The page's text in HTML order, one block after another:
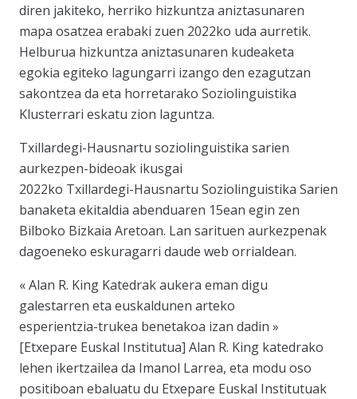
diren jakiteko, herriko hizkuntza aniztasunaren
mapa osatzea erabaki zuen 2022ko uda aurretik.
Helburua hizkuntza aniztasunaren kudeaketa
egokia egiteko lagungarri izango den ezagutzan
sakontzea da eta horretarako Soziolinguistika
Klusterrari eskatu zion laguntza.
Txillardegi-Hausnartu soziolinguistika sarien
aurkezpen-bideoak ikusgai
2022ko Txillardegi-Hausnartu Soziolinguistika Sarien
banaketa ekitaldia abenduaren 15ean egin zen
Bilboko Bizkaia Aretoan. Lan sarituen aurkezpenak
dagoeneko eskuragarri daude web orrialdean.
« Alan R. King Katedrak aukera eman digu
galestarren eta euskaldunen arteko
esperientzia-trukea benetakoa izan dadin »
[Etxepare Euskal Institutua] Alan R. King katedrako
lehen ikertzailea da Imanol Larrea, eta modu oso
positiboan ebaluatu du Etxepare Euskal Institutuak